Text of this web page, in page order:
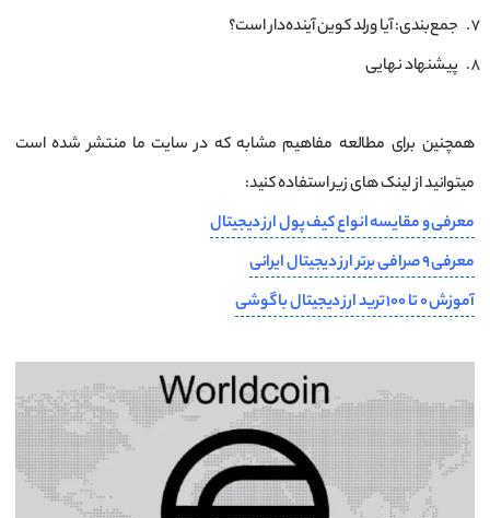
جمع‌بندی: آیا ورلد کوین آینده‌دار است؟
پیشنهاد نهایی
همچنین برای مطالعه مفاهیم مشابه که در سایت ما منتشر شده است
میتوانید از لینک های زیر استفاده کنید:
معرفی و مقایسه انواع کیف پول ارز دیجیتال
معرفی 9 صرافی برتر ارز دیجیتال ایرانی
آموزش 0 تا 100 ترید ارز دیجیتال با گوشی